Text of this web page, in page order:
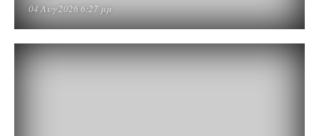
04 Αυγ 2026 6:27 μμ